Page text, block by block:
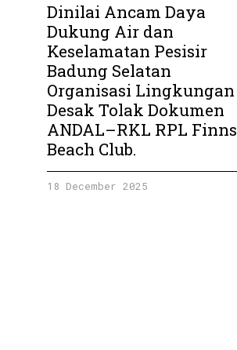
Dinilai Ancam Daya
Dukung Air dan
Keselamatan Pesisir
Badung Selatan
Organisasi Lingkungan
Desak Tolak Dokumen
ANDAL–RKL RPL Finns
Beach Club.
18 December 2025